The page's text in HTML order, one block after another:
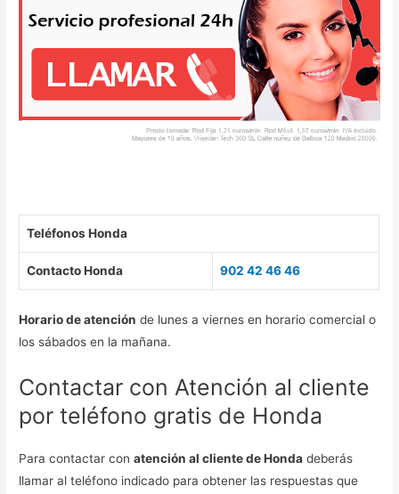
Teléfonos Honda
Contacto Honda 902 42 46 46
Horario de atención de lunes a viernes en horario comercial o
los sábados en la mañana.
Contactar con Atención al cliente
por teléfono gratis de Honda
Para contactar conatención al cliente de Honda deberás
llamar al teléfono indicado para obtener las respuestas que